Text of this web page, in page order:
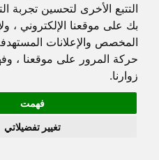
التتبع الأخرى لتحسين تجربة
بك على موقعنا الإلكتروني ،
المخصص والإعلانات
حركة المرور على موقعنا ،
زوارنا.
فهمت
تغيير تفضيلاتي